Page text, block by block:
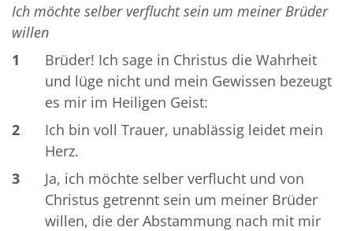
Ich möchte selber verflucht sein um meiner Brüder
willen
1
Brüder! Ich sage in Christus die Wahrheit
und lüge nicht und mein Gewissen bezeugt
es mir im Heiligen Geist:
2
Ich bin voll Trauer, unablässig leidet mein
Herz.
3
Ja, ich möchte selber verflucht und von
Christus getrennt sein um meiner Brüder
willen, die der Abstammung nach mit mir